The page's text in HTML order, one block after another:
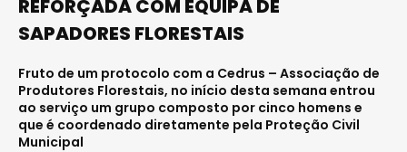
REFORÇADA COM EQUIPA DE
SAPADORES FLORESTAIS
Fruto de um protocolo com a Cedrus – Associação de
Produtores Florestais, no início desta semana entrou
ao serviço um grupo composto por cinco homens e
que é coordenado diretamente pela Proteção Civil
Municipal